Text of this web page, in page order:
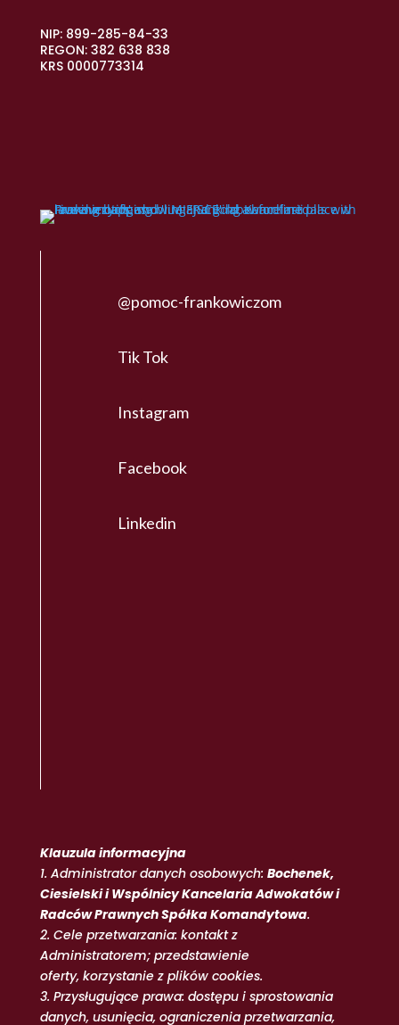
NIP: 899-285-84-33
REGON: 382 638 838
KRS 0000773314
@pomoc-frankowiczom
Tik Tok
Instagram
Facebook
Linkedin
Klauzula informacyjna
1. Administrator danych osobowych: Bochenek,
Ciesielski i Wspólnicy Kancelaria Adwokatów i
Radców Prawnych Spółka Komandytowa.
2. Cele przetwarzania: kontakt z
Administratorem; przedstawienie
oferty, korzystanie z plików cookies.
3. Przysługujące prawa: dostępu i sprostowania
danych, usunięcia, ograniczenia przetwarzania,